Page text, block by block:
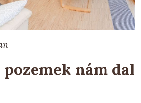
nám dal